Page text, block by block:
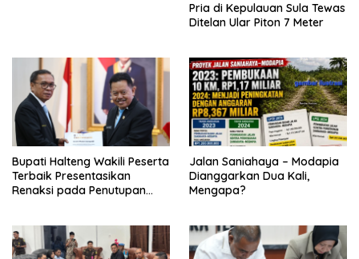
Pria di Kepulauan Sula Tewas
Ditelan Ular Piton 7 Meter
Bupati Halteng Wakili Peserta
Terbaik Presentasikan
Renaksi pada Penutupan
Jalan Saniahaya – Modapia
Dianggarkan Dua Kali,
Mengapa?